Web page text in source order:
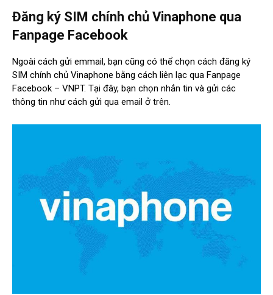
Đăng ký SIM chính chủ Vinaphone qua
Fanpage Facebook
Ngoài cách gửi emmail, bạn cũng có thể chọn cách đăng ký
SIM chính chủ Vinaphone bằng cách liên lạc qua Fanpage
Facebook – VNPT. Tại đây, bạn chọn nhắn tin và gửi các
thông tin như cách gửi qua email ở trên.